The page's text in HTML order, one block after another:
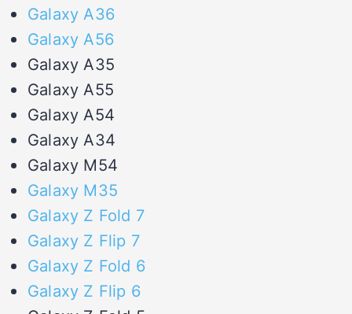
Galaxy A36
Galaxy A56
Galaxy A35
Galaxy A55
Galaxy A54
Galaxy A34
Galaxy M54
Galaxy M35
Galaxy Z Fold 7
Galaxy Z Flip 7
Galaxy Z Fold 6
Galaxy Z Flip 6